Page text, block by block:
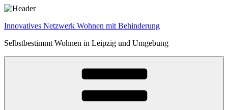
Zum
springen
Innovatives Netzwerk Wohnen mit Behinderung
Selbstbestimmt Wohnen in Leipzig und Umgebung